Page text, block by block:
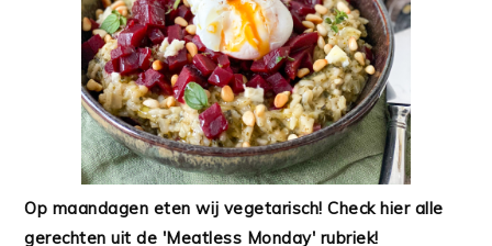
Op maandagen eten wij vegetarisch! Check hier alle
gerechten uit de 'Meatless Monday' rubriek!